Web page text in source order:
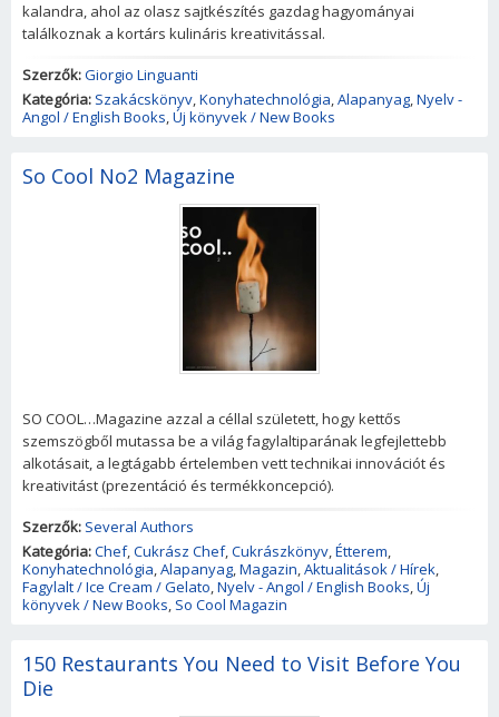
kalandra, ahol az olasz sajtkészítés gazdag hagyományai
találkoznak a kortárs kulináris kreativitással.
Szerzők:Giorgio Linguanti
Kategória: Szakácskönyv,Konyhatechnológia,Alapanyag,Nyelv -
Angol / English Books,Új könyvek / New Books
So Cool No2 Magazine
SO COOL…Magazine azzal a céllal született, hogy kettős
szemszögből mutassa be a világ fagylaltiparának legfejlettebb
alkotásait, a legtágabb értelemben vett technikai innovációt és
kreativitást (prezentáció és termékkoncepció).
Szerzők: Several Authors
Kategória:Chef,Cukrász Chef,Cukrászkönyv,Étterem,
Konyhatechnológia,Alapanyag,Magazin,Aktualitások / Hírek,
Fagylalt / Ice Cream / Gelato,Nyelv - Angol / English Books,Új
könyvek / New Books, So Cool Magazin
150 Restaurants You Need to Visit Before You
Die